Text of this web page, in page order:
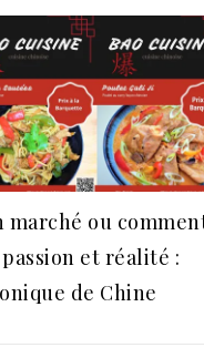
marché ou
et réalité :
de Chine